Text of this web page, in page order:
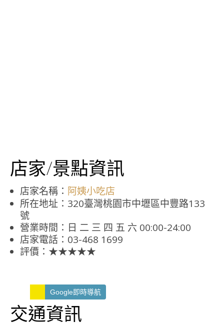
店家/景點資訊
店家名稱： 阿姨小吃店
所在地址：320臺灣桃園市中壢區中豐路133
號
營業時間：日 二 三 四 五 六 00:00-24:00
店家電話：03-468 1699
評價：★★★★★
Google即時導航
交通資訊